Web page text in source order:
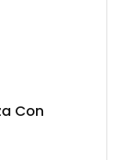
Con